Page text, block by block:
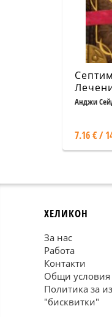
Анджи
7.16 € /
ХЕЛИКОН
За нас
Работа
Контакти
Общи условия
Политика за
"бисквитки"